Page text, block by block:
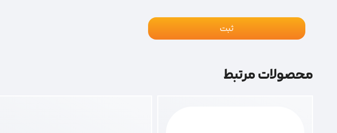
محصولات مرتبط